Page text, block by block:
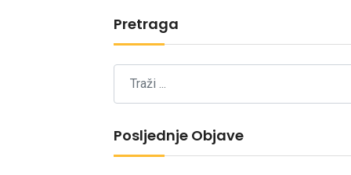
Pretraga
Posljednje Objave